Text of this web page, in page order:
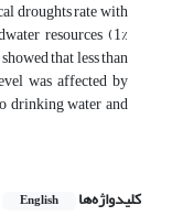
droughts rate with
resources (1%
that less than
was affected by
drinking water and
کلیدواژه‌ها English